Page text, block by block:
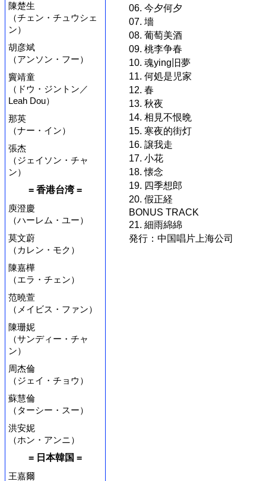
陳楚生
（チェン・チュウシェ
ン）
胡彦斌
（アンソン・フー）
竇靖童
（ドウ・ジントン／
Leah Dou）
那英
（ナー・イン）
張杰
（ジェイソン・チャ
ン）
= 香港台湾 =
庾澄慶
（ハーレム・ユー）
莫文蔚
（カレン・モク）
陳嘉樺
（エラ・チェン）
范曉萱
（メイビス・ファン）
陳珊妮
（サンディー・チャ
ン）
周杰倫
（ジェイ・チョウ）
蘇慧倫
（ターシー・スー）
洪安妮
（ホン・アンニ）
= 日本韓国 =
王嘉爾
06. 今夕何夕
07. 墻
08. 葡萄美酒
09. 桃李争春
10. 魂ying旧夢
11. 何処是児家
12. 春
13. 秋夜
14. 相見不恨晩
15. 寒夜的街灯
16. 譲我走
17. 小花
18. 懐念
19. 四季想郎
20. 假正経
BONUS TRACK
21. 細雨綿綿
発行：中国唱片上海公司